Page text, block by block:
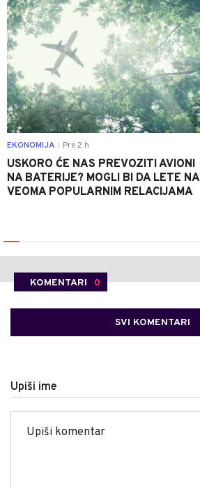
EKONOMIJA Pre 2 h
USKORO ĆE NAS PREVOZITI AVIONI
NA BATERIJE? MOGLI BI DA LETE NA
VEOMA POPULARNIM RELACIJAMA
KOMENTARI 0
SVI KOMENTARI
Upiši ime